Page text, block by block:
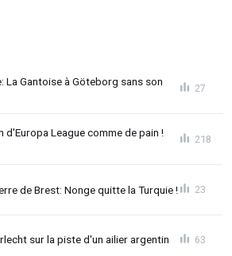
La Gantoise à Göteborg sans son
27
d'Europa League comme de pain !
218
de Brest: Nonge quitte la Turquie ! 23
sur la piste d'un ailier argentin 63